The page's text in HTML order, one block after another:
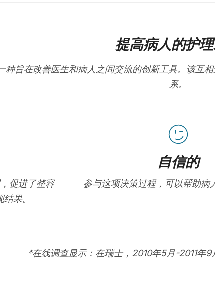
提高病人的护
种旨在改善医生和病人之间交流的创新工具。该互
系。
促进了整容
果。
自信的
参与这项决策过程，可以帮助病
*在线调查显示：在瑞士，2010年5月-2011年